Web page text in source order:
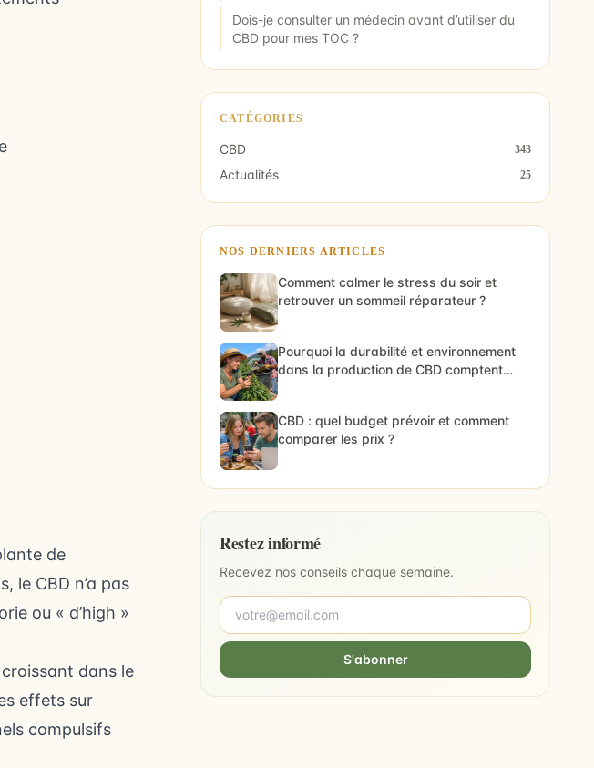
de
le CBD n’a pas
ou « d’high »
dans le
effets sur
compulsifs
Dois-je consulter un médecin avant d’utiliser du
CBD pour mes TOC ?
CATÉGORIES
CBD 343
Actualités 25
NOS DERNIERS ARTICLES
Comment calmer le stress du soir et
retrouver un sommeil réparateur ?
Pourquoi la durabilité et environnement
dans la production de CBD comptent
CBD : quel budget prévoir et comment
comparer les prix ?
Restez informé
Recevez nos conseils chaque semaine.
S'abonner